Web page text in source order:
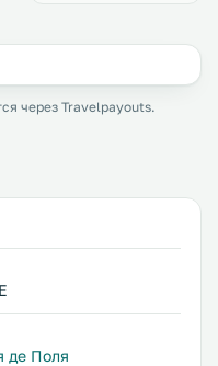
через Travelpayouts.
де Поля